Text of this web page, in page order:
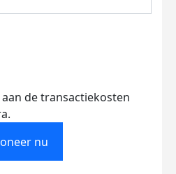
de transactiekosten
nu